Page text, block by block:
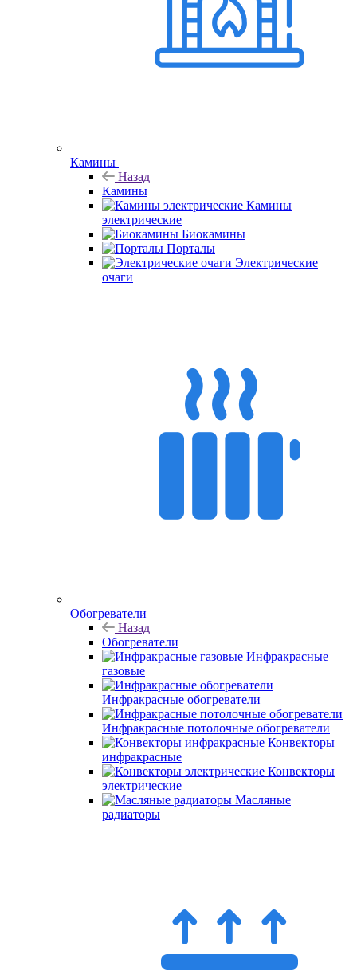
Камины
Назад
Камины
Камины
электрические
Биокамины
Порталы
Электрические
очаги
Обогреватели
Назад
Обогреватели
Инфракрасные
газовые
Инфракрасные обогреватели
Инфракрасные потолочные обогреватели
Конвекторы
инфракрасные
Конвекторы
электрические
Масляные
радиаторы